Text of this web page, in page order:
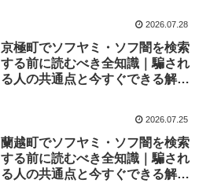
2026.07.28
京極町でソフヤミ・ソフ闇を検索
する前に読むべき全知識｜騙され
る人の共通点と今すぐできる解決
2026.07.25
蘭越町でソフヤミ・ソフ闇を検索
する前に読むべき全知識｜騙され
る人の共通点と今すぐできる解決